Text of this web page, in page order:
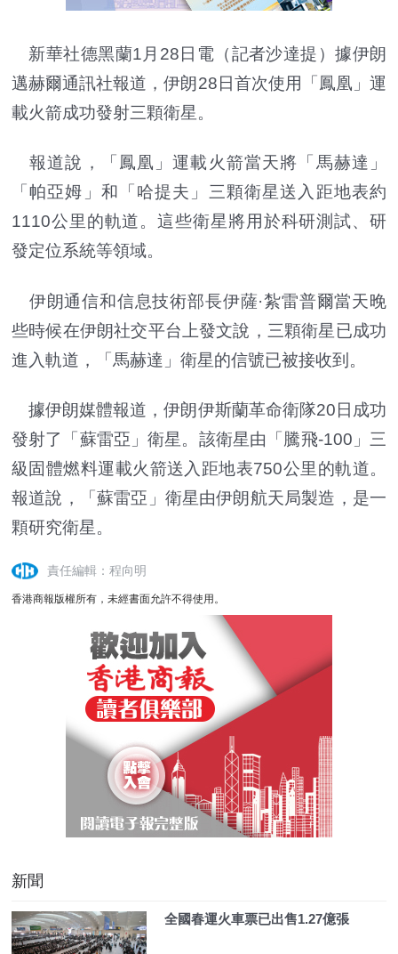
新華社德黑蘭1月28日電（記者沙達提）據伊朗
邁赫爾通訊社報道，伊朗28日首次使用「鳳凰」運
載火箭成功發射三顆衛星。
報道說，「鳳凰」運載火箭當天將「馬赫達」
「帕亞姆」和「哈提夫」三顆衛星送入距地表約
1110公里的軌道。這些衛星將用於科研測試、研
發定位系統等領域。
伊朗通信和信息技術部長伊薩·紮雷普爾當天晚
些時候在伊朗社交平台上發文說，三顆衛星已成功
進入軌道，「馬赫達」衛星的信號已被接收到。
據伊朗媒體報道，伊朗伊斯蘭革命衛隊20日成功
發射了「蘇雷亞」衛星。該衛星由「騰飛-100」三
級固體燃料運載火箭送入距地表750公里的軌道。
報道說，「蘇雷亞」衛星由伊朗航天局製造，是一
顆研究衛星。
責任編輯：程向明
香港商報版權所有，未經書面允許不得使用。
新聞
全國春運火車票已出售1.27億張